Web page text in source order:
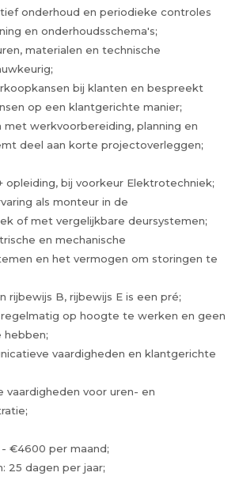
onderhoud en periodieke controles
en onderhoudsschema's;
materialen en technische
bij klanten en bespreekt
op een klantgerichte manier;
met werkvoorbereiding, planning en
deel aan korte projectoverleggen;
opleiding, bij voorkeur Elektrotechniek;
als monteur in de
of met vergelijkbare deursystemen;
en mechanische
en het vermogen om storingen te
rijbewijs B, rijbewijs E is een pré;
op hoogte te werken en geen
vaardigheden en klantgerichte
vaardigheden voor uren- en
€4600 per maand;
25 dagen per jaar;